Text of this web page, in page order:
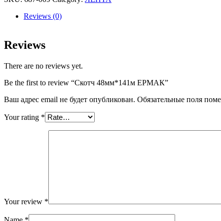
quantity
Reviews (0)
Reviews
There are no reviews yet.
Be the first to review “Скотч 48мм*141м ЕРМАК”
Ваш адрес email не будет опубликован. Обязательные поля
Your rating *
Your review *